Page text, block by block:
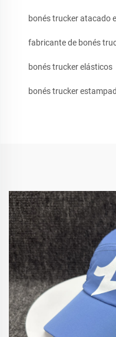
bonés trucker atacado
fabricante de bonés
bonés trucker elásticos
bonés trucker